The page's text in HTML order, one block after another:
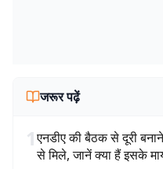
जरूर पढ़ें
1एनडीए की बैठक से दूरी
से मिले, जानें क्या हैं इसके